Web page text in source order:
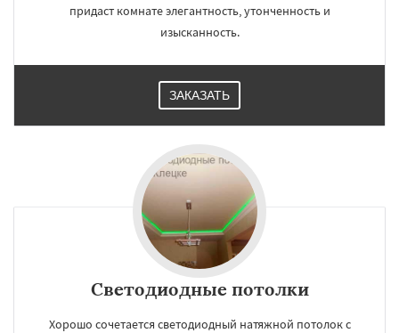
придаст комнате элегантность, утонченность и
изысканность.
ЗАКАЗАТЬ
Светодиодные потолки
Хорошо сочетается светодиодный натяжной потолок с